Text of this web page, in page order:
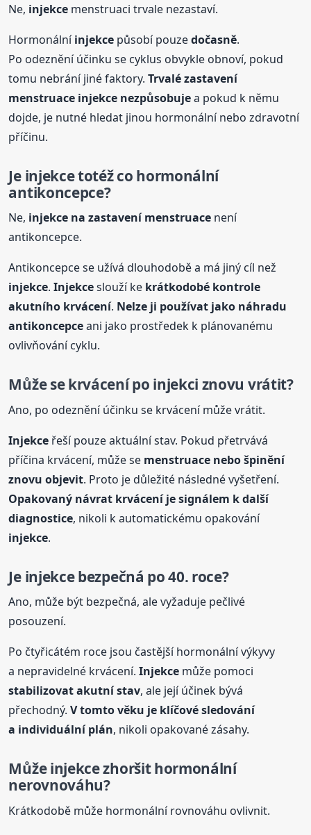
Ne, injekce menstruaci trvale nezastaví.
Hormonálníinjekce působí pouzedočasně.
Po odeznění účinku se cyklus obvykle obnoví, pokud
tomu nebrání jiné faktory.Trvalé zastavení
menstruace injekce nezpůsobujea pokud k němu
dojde, je nutné hledat jinou hormonální nebo zdravotní
příčinu.
Je injekcetotéž co hormonální
antikoncepce?
Ne, injekce na zastavení menstruace není
antikoncepce.
Antikoncepce se užívá dlouhodobě a má jiný cíl než
injekce.Injekceslouží ke krátkodobé kontrole
akutního krvácení. Nelze ji používat jako náhradu
antikoncepceani jako prostředek k plánovanému
ovlivňování cyklu.
Může se krvácení po injekci znovu vrátit?
Ano, po odeznění účinku se krvácení může vrátit.
Injekce řeší pouze aktuální stav. Pokud přetrvává
příčina krvácení, může se menstruace nebo špinění
znovu objevit. Proto je důležité následné vyšetření.
Opakovaný návrat krvácení je signálem k další
diagnostice, nikoli k automatickému opakování
injekce.
Je injekcebezpečná po 40. roce?
Ano, může být bezpečná, ale vyžaduje pečlivé
posouzení.
Po čtyřicátém roce jsou častější hormonální výkyvy
a nepravidelné krvácení.Injekce může pomoci
stabilizovat akutní stav, ale její účinek bývá
přechodný.V tomto věku je klíčové sledování
a individuální plán, nikoli opakované zásahy.
Můžeinjekcezhoršit hormonální
nerovnováhu?
Krátkodobě může hormonální rovnováhu ovlivnit.